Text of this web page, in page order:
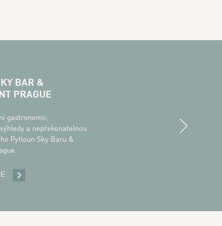
BAR &
PRAGUE
gastronomii,
a nepřekonatelnou
Pytloun Sky Baru &
PYTLOUN SKY BAR & RESTAURANT PRAGUE